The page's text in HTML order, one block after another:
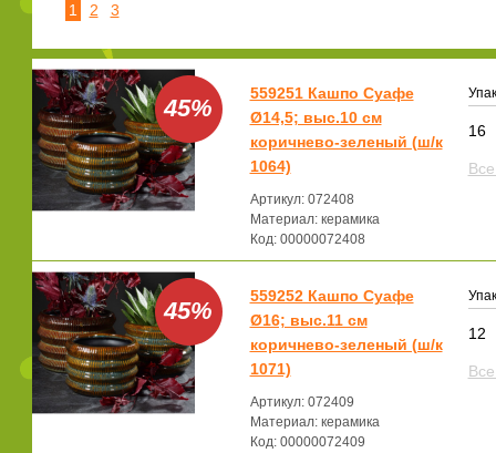
1
2 3
45%
559251 Кашпо Суафе
Ø14,5; выс.10 см
коричнево-зеленый (ш/к
1064)
Артикул: 072408
Материал: керамика
Код: 00000072408
16
45%
559252 Кашпо Суафе
Ø16; выс.11 см
коричнево-зеленый (ш/к
1071)
Артикул: 072409
Материал: керамика
Код: 00000072409
12